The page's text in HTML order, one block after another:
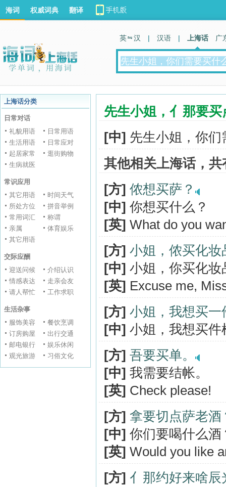
海词 权威词典 翻译
英 汉 | 汉语 | 上海话 广
上海话分类
日常对话
礼貌用语
日常用语
生活用语
日常应对
起居家常
逛街购物
生病就医
常识应用
其它用语
时间天气
所处方位
拼音举例
常用词汇
称谓
亲属
体育娱乐
其它用语
交际应酬
迎送问候
介绍认识
情感表达
走亲会友
请人帮忙
工作求职
生活杂事
服饰美容
餐饮烹调
订房购屋
出行交通
邮电银行
娱乐休闲
观光旅游
习俗文化
先生小姐，亻那要
[中] 先生小姐，你
其他相关上海话，共
[方] 侬想买萨？
[中] 你想买什么？
[英] What do you
[方] 小姐，侬买化妆
[中] 小姐，你买化妆
[英] Excuse me,
[方] 小姐，我想买
[中] 小姐，我想买
[方] 吾要买单。
[中] 我需要结帐。
[英] Check please!
[方] 拿要切点萨老酒
[中] 你们要喝什么酒
[英] Would you like
[方] 亻那约好来啥辰